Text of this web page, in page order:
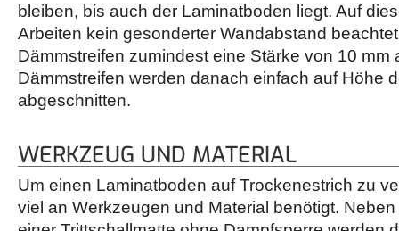
bleiben, bis auch der Laminatboden liegt. Auf
Arbeiten kein gesonderter Wandabstand
Dämmstreifen zumindest eine Stärke von 10 mm
Dämmstreifen werden danach einfach auf Höhe
abgeschnitten.
WERKZEUG UND MATERIAL
Um einen Laminatboden auf Trockenestrich zu
viel an Werkzeugen und Material benötigt.